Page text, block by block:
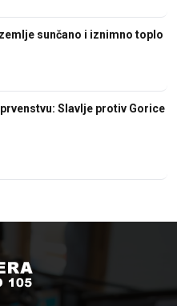
sunčano i iznimno toplo
Slavlje protiv Gorice